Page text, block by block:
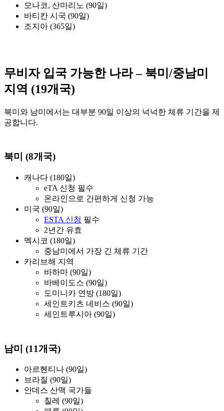
모나코, 산마리노 (90일)
바티칸 시국 (90일)
조지아 (365일)
무비자 입국 가능한 나라 – 북미/중남미
지역 (19개국)
북미와 남미에서는 대부분 90일 이상의 넉넉한 체류 기간을 제
공합니다.
북미 (8개국)
캐나다 (180일)
eTA 신청 필수
온라인으로 간편하게 신청 가능
미국 (90일)
ESTA 신청 필수
2년간 유효
멕시코 (180일)
중남미에서 가장 긴 체류 기간
카리브해 지역
바하마 (90일)
바베이도스 (90일)
도미니카 연방 (180일)
세인트키츠 네비스 (90일)
세인트루시아 (90일)
남미 (11개국)
아르헨티나 (90일)
브라질 (90일)
안데스 산맥 국가들
칠레 (90일)